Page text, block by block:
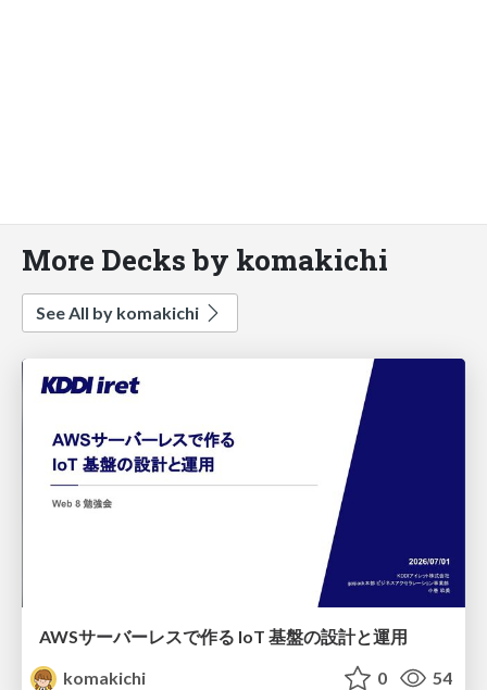
More Decks by komakichi
See All by komakichi
AWSサーバーレスで作る IoT 基盤の設計と運用
komakichi
0 54